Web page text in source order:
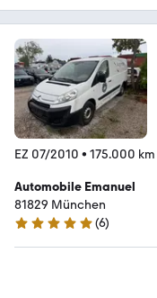
EZ 07/2010 • 175.000 km
Automobile Emanuel
81829 München
5 Sterne
(6)